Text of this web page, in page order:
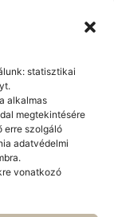
statisztikai
alkalmas
megtekintésére
erre szolgáló
adatvédelmi
vonatkozó